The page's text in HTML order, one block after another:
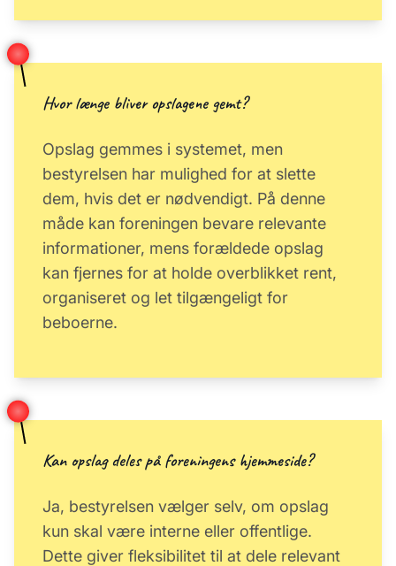
Hvor længe bliver opslagene gemt?
Opslag gemmes i systemet, men
bestyrelsen har mulighed for at slette
dem, hvis det er nødvendigt. På denne
måde kan foreningen bevare relevante
informationer, mens forældede opslag
kan fjernes for at holde overblikket rent,
organiseret og let tilgængeligt for
beboerne.
Kan opslag deles på foreningens hjemmeside?
Ja, bestyrelsen vælger selv, om opslag
kun skal være interne eller offentlige.
Dette giver fleksibilitet til at dele relevant